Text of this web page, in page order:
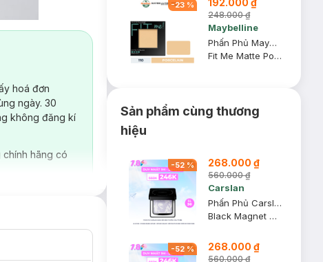
hoá đơn
ngày. 30
không đăng kí
chính hãng có
-23 %
248.000 ₫
Maybelline
Phấn Phủ Maybelline Mịn Lì Kiềm Dầu 110 Porcelain 8.5g
Fit Me Matte Poreless Powder
Sản phẩm cùng thương
hiệu
-52% 268.000 ₫
560.000 ₫
Carslan
Phấn Phủ Carslan Dạng Nén Bản Thường Màu Tím 8g
Black Magnet Soft Focus Powder 2.0 - 01 Light Purple
-52% 268.000 ₫
560.000 ₫